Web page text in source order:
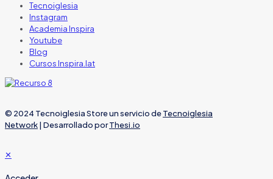
Tecnoiglesia
Instagram
Academia Inspira
Youtube
Blog
Cursos Inspira.lat
© 2024 Tecnoiglesia Store un servicio deTecnoiglesia
Network| Desarrollado porThesi.io
✕